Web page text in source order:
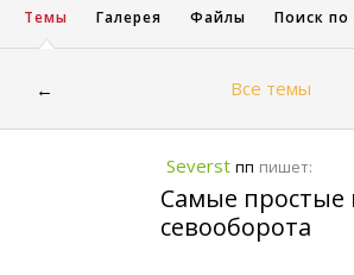
Темы Галерея Файлы Поиск по
← Все темы
Severst пп пишет:
Самые простые
севооборота